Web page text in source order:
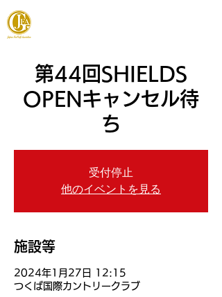
第44回SHIELDS
OPENキャンセル待
ち
受付停止
他のイベントを見る
施設等
2024年1月27日 12:15
つくば国際カントリークラブ